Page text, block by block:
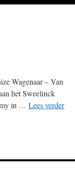
Wagenaar – Van
het Sweelinck
in … Lees verder